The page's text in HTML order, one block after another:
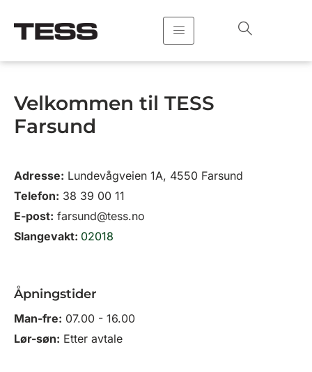
rett
Velkommen til TESS
Farsund
Adresse: Lundevågveien 1A, 4550 Farsund
Telefon: 38 39 00 11
E-post: farsund@tess.no
Slangevakt: 02018
Åpningstider
Man-fre: 07.00 - 16.00
Lør-søn: Etter avtale